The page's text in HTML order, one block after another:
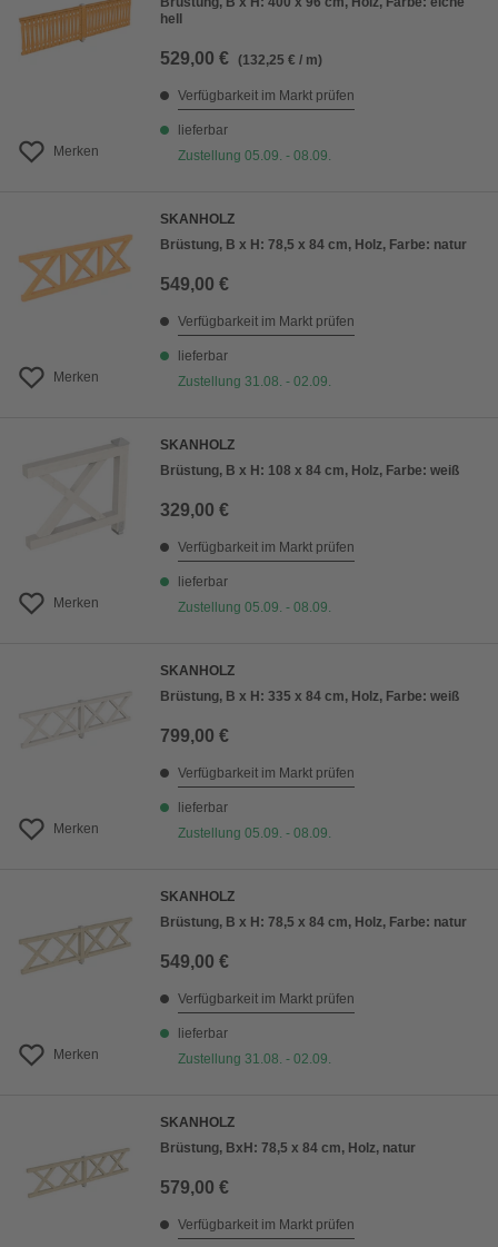
Merken
hell
529,00 € (132,25 € / m)
Verfügbarkeit im Markt prüfen
lieferbar
Zustellung 05.09. - 08.09.
Merken
SKANHOLZ
Brüstung, B x H: 78,5 x 84 cm, Holz, Farbe: natur
549,00 €
Verfügbarkeit im Markt prüfen
lieferbar
Zustellung 31.08. - 02.09.
Merken
SKANHOLZ
Brüstung, B x H: 108 x 84 cm, Holz, Farbe: weiß
329,00 €
Verfügbarkeit im Markt prüfen
lieferbar
Zustellung 05.09. - 08.09.
Merken
SKANHOLZ
Brüstung, B x H: 335 x 84 cm, Holz, Farbe: weiß
799,00 €
Verfügbarkeit im Markt prüfen
lieferbar
Zustellung 05.09. - 08.09.
Merken
SKANHOLZ
Brüstung, B x H: 78,5 x 84 cm, Holz, Farbe: natur
549,00 €
Verfügbarkeit im Markt prüfen
lieferbar
Zustellung 31.08. - 02.09.
SKANHOLZ
Brüstung, BxH: 78,5 x 84 cm, Holz, natur
579,00 €
Verfügbarkeit im Markt prüfen